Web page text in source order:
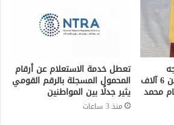
انتقادات بعد شراء أكثر من 6 آلاف
محمد
تعطل خدمة الاستعلام عن أرقام
المحمول المسجلة بالرقم القومي
يثير جدلًا بين المواطنين
منذ 3 ساعات